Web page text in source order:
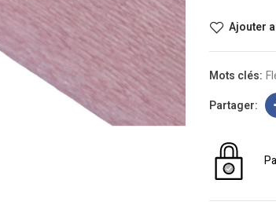
Ajouter
Mots clés: